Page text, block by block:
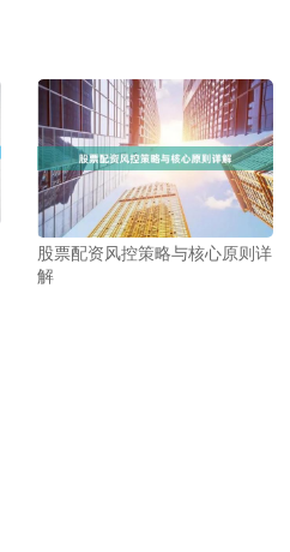
股票配资风控策略与核心原则详
解